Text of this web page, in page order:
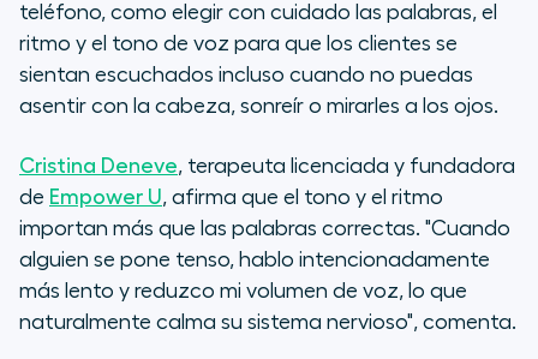
teléfono, como elegir con cuidado las palabras, el
ritmo y el tono de voz para que los clientes se
sientan escuchados incluso cuando no puedas
asentir con la cabeza, sonreír o mirarles a los ojos.
Cristina Deneve, terapeuta licenciada y fundadora
de Empower U, afirma que el tono y el ritmo
importan más que las palabras correctas. "Cuando
alguien se pone tenso, hablo intencionadamente
más lento y reduzco mi volumen de voz, lo que
naturalmente calma su sistema nervioso", comenta.